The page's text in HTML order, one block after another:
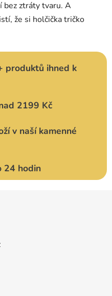
bez ztráty tvaru. A
že si holčička tričko
produktů ihned k
2199 Kč
v naší kamenné
24 hodin